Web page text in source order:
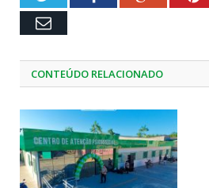
Email
CONTEÚDO RELACIONADO